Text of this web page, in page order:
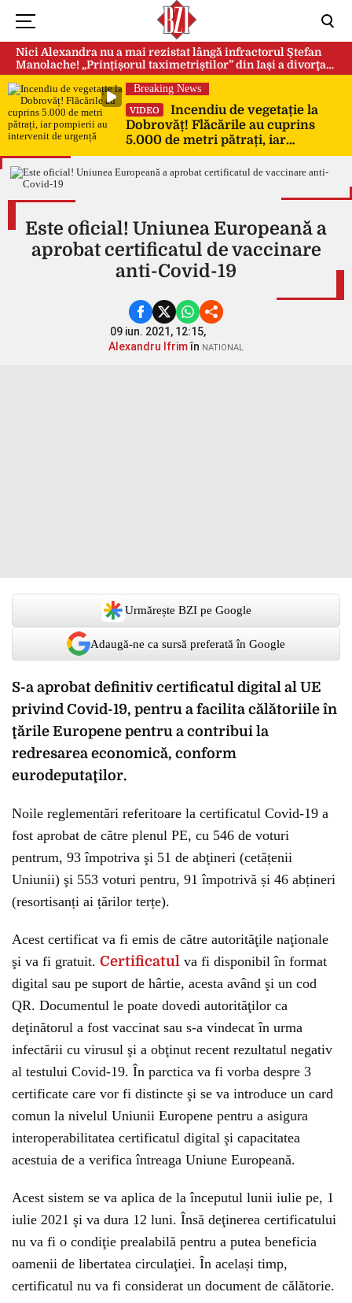
Nici Alexandra nu a mai rezistat lângă infractorul Ștefan
Manolache! „Prințișorul taximetriștilor” din Iași a divorţat
după doi ani de căsnicie
Breaking News
VIDEO
Incendiu de vegetație la
Dobrovăț! Flăcările au cuprins
5.000 de metri pătrați, iar
pompierii au intervenit de urgență
Este oficial! Uniunea Europeană a
aprobat certificatul de vaccinare
anti-Covid-19
09 iun. 2021, 12:15,
Alexandru Ifrimîn NATIONAL
Urmărește BZI pe Google
Adaugă-ne ca sursă preferată în Google
S-a aprobat definitiv certificatul digital al UE
privind Covid-19, pentru a facilita călătoriile în
ţările Europene pentru a contribui la
redresarea economică, conform
eurodeputaţilor.
Noile reglementări referitoare la certificatul Covid-19 a
fost aprobat de către plenul PE, cu 546 de voturi
pentrum, 93 împotriva şi 51 de abţineri (cetățenii
Uniunii) şi 553 voturi pentru, 91 împotrivă și 46 abțineri
(resortisanți ai țărilor terțe).
Acest certificat va fi emis de către autorităţile naţionale
şi va fi gratuit. Certificatul va fi disponibil în format
digital sau pe suport de hârtie, acesta având şi un cod
QR. Documentul le poate dovedi autorităţilor ca
deţinătorul a fost vaccinat sau s-a vindecat în urma
infectării cu virusul şi a obţinut recent rezultatul negativ
al testului Covid-19. În parctica va fi vorba despre 3
certificate care vor fi distincte şi se va introduce un card
comun la nivelul Uniunii Europene pentru a asigura
interoperabilitatea certificatul digital şi capacitatea
acestuia de a verifica întreaga Uniune Europeană.
Acest sistem se va aplica de la începutul lunii iulie pe, 1
iulie 2021 şi va dura 12 luni. Însă deţinerea certificatului
nu va fi o condiţie prealabilă pentru a putea beneficia
oamenii de libertatea circulaţiei. În același timp,
certificatul nu va fi considerat un document de călătorie.